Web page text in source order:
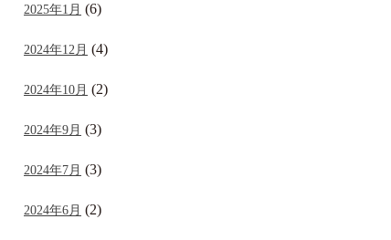
2025年1月 (6)
2024年12月 (4)
2024年10月 (2)
2024年9月 (3)
2024年7月 (3)
2024年6月 (2)